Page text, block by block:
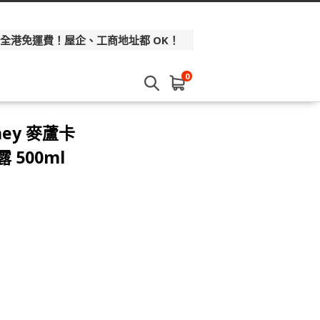
港免運費！屋企、工商地址都 OK！
0
麥蘆卡
500ml